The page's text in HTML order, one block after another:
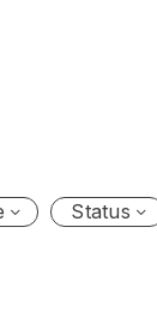
Status